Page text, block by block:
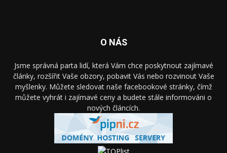
O NÁS
Jsme správná parta lidí, která Vám chce poskytnout zajímavé
články, rozšířit Vaše obzory, pobavit Vás nebo rozvinout Vaše
myšlenky. Můžete sledovat naše facebookové stránky, čímž
můžete vyhrát i zajímavé ceny a budete stále informováni o
nových článcích.